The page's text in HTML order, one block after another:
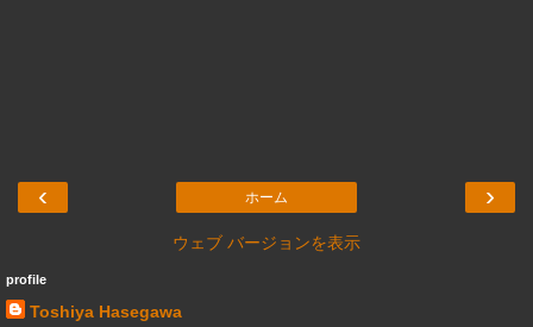
‹ ›
ホーム
ウェブ バージョンを表示
profile
Toshiya Hasegawa